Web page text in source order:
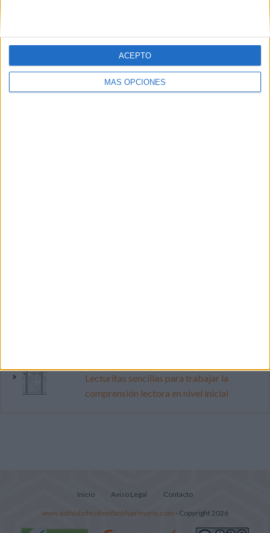
MÁS OPCIONES
ACEPTO
PINTEREST
Lecturitas sencillas para trabajar la
comprensión lectora en nivel inicial
Inicio Aviso Legal Contacto
www.actividadesdeinfantilyprimaria.com - Copyright 2026